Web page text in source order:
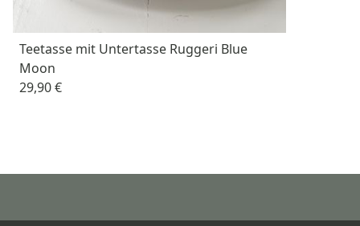
Teetasse mit Untertasse Ruggeri Blue
Moon
29,90 €